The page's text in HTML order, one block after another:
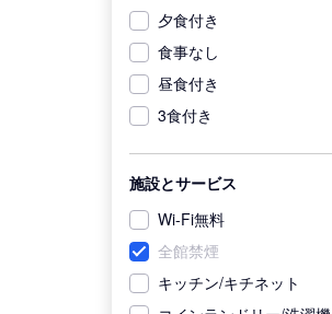
夕食付き
食事なし
昼食付き
3食付き
施設とサービス
Wi-Fi無料
全館禁煙
キッチン/キチネット